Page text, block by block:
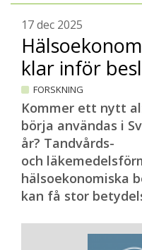
17 dec 2025
klar inför
FORSKNING
Kommer ett nytt
börja användas i
år? Tandvårds-
och
hälsoekonomiska
kan få stor